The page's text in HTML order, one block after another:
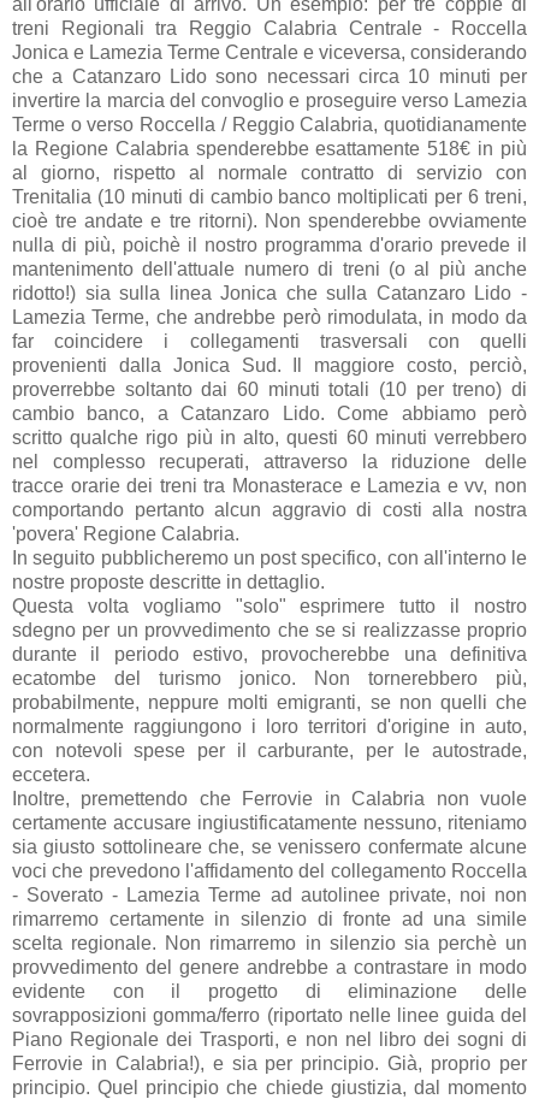
treni Regionali tra Reggio Calabria Centrale - Roccella
Jonica e Lamezia Terme Centrale e viceversa, considerando
che a Catanzaro Lido sono necessari circa 10 minuti per
invertire la marcia del convoglio e proseguire verso Lamezia
Terme o verso Roccella / Reggio Calabria, quotidianamente
la Regione Calabria spenderebbe esattamente 518€ in più
al giorno, rispetto al normale contratto di servizio con
Trenitalia (10 minuti di cambio banco moltiplicati per 6 treni,
cioè tre andate e tre ritorni). Non spenderebbe ovviamente
nulla di più, poichè il nostro programma d'orario prevede il
mantenimento dell'attuale numero di treni (o al più anche
ridotto!) sia sulla linea Jonica che sulla Catanzaro Lido -
Lamezia Terme, che andrebbe però rimodulata, in modo da
far coincidere i collegamenti trasversali con quelli
provenienti dalla Jonica Sud. Il maggiore costo, perciò,
proverrebbe soltanto dai 60 minuti totali (10 per treno) di
cambio banco, a Catanzaro Lido. Come abbiamo però
scritto qualche rigo più in alto, questi 60 minuti verrebbero
nel complesso recuperati, attraverso la riduzione delle
tracce orarie dei treni tra Monasterace e Lamezia e vv, non
comportando pertanto alcun aggravio di costi alla nostra
'povera' Regione Calabria.
In seguito pubblicheremo un post specifico, con all'interno le
nostre proposte descritte in dettaglio.
Questa volta vogliamo "solo" esprimere tutto il nostro
sdegno per un provvedimento che se si realizzasse proprio
durante il periodo estivo, provocherebbe una definitiva
ecatombe del turismo jonico. Non tornerebbero più,
probabilmente, neppure molti emigranti, se non quelli che
normalmente raggiungono i loro territori d'origine in auto,
con notevoli spese per il carburante, per le autostrade,
eccetera.
Inoltre, premettendo che Ferrovie in Calabria non vuole
certamente accusare ingiustificatamente nessuno, riteniamo
sia giusto sottolineare che, se venissero confermate alcune
voci che prevedono l'affidamento del collegamento Roccella
- Soverato - Lamezia Terme ad autolinee private, noi non
rimarremo certamente in silenzio di fronte ad una simile
scelta regionale. Non rimarremo in silenzio sia perchè un
provvedimento del genere andrebbe a contrastare in modo
evidente con il progetto di eliminazione delle
sovrapposizioni gomma/ferro (riportato nelle linee guida del
Piano Regionale dei Trasporti, e non nel libro dei sogni di
Ferrovie in Calabria!), e sia per principio. Già, proprio per
principio. Quel principio che chiede giustizia, dal momento